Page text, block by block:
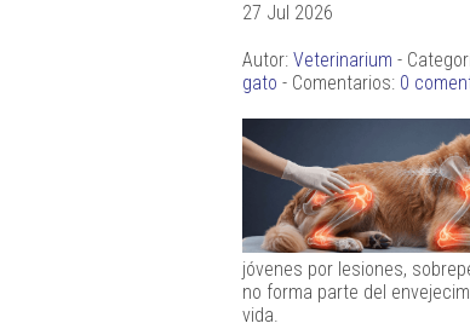
27 Jul 2026
Autor: Veterinarium -
gato - Comentarios: 0
jóvenes por lesiones,
no forma parte del
vida.